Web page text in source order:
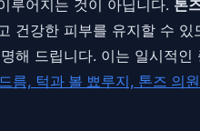
루어지는 것이 아닙니다. 톤
건강한 피부를 유지할 수
해 드립니다. 이는 일시적
름, 턱과 볼 뾰루지, 톤즈 의